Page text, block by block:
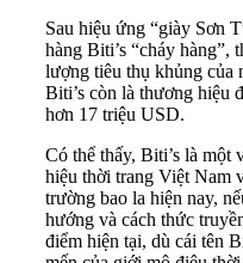
Sau hiệu ứng “giày Sơn
hàng Biti’s “cháy hàng”,
lượng tiêu thụ khủng của
Biti’s còn là thương hiệu
hơn 17 triệu USD.
Có thể thấy, Biti’s là một
hiệu thời trang Việt Nam
trường bao la hiện nay,
hướng và cách thức
điểm hiện tại, dù cái tên